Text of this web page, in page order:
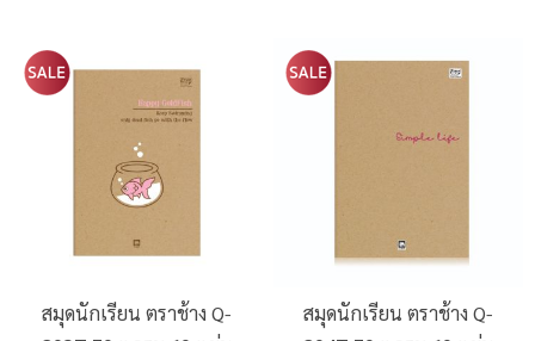
สมุดนักเรียน ตราช้าง Q-
สมุดนักเรียน ตราช้าง Q-